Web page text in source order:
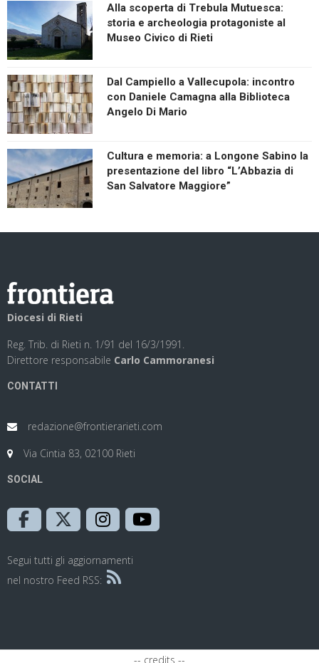
Alla scoperta di Trebula Mutuesca:
storia e archeologia protagoniste al
Museo Civico di Rieti
Dal Campiello a Vallecupola: incontro
con Daniele Camagna alla Biblioteca
Angelo Di Mario
Cultura e memoria: a Longone Sabino la
presentazione del libro “L’Abbazia di
San Salvatore Maggiore”
Diocesi di Rieti
Reg. Trib. di Rieti n. 1/91 del 16/3/1991.
Direttore responsabile Carlo Cammoranesi
CONTATTI
redazione@frontierarieti.com
Via Cintia 83, 02100 Rieti
SOCIAL
Segui tutti gli aggiornamenti
nel nostro Feed RSS:
-- credits --